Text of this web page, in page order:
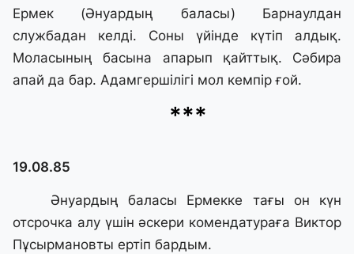
Ермек (Әнуардың баласы) Барнаулдан
службадан келдi. Соны үйiнде күтiп алдық.
Моласының басына апарып қайттық. Сәбира
апай да бар. Адамгершiлiгi мол кемпiр ғой.
***
19.08.85
Әнуардың баласы Ермекке тағы он күн
отсрочка алу үшiн әскери комендатураға Виктор
Пұсырмановты ертiп бардым.